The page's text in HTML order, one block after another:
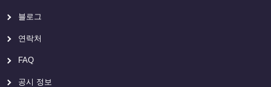
블로그
연락처
FAQ
공시 정보